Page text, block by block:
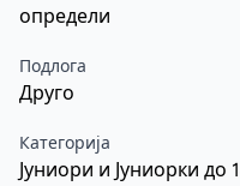
определи
Подлога
Друго
Категорија
Јуниори и Јуниорки до